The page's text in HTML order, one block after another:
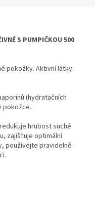
S PUMPIČKOU 500
pokožky. Aktivní látky:
(hydratačních
pokožce.
hrubost suché
zajišťuje optimální
používejte pravidelně